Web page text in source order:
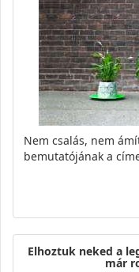
Nem csalás, nem
bemutatójának a
Elhoztuk neked a
már